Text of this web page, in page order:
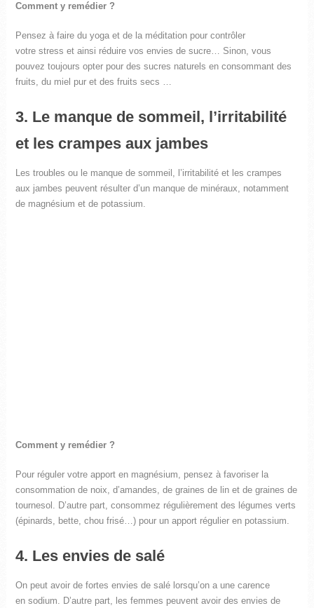
Comment y remédier ?
Pensez à faire du yoga et de la méditation pour contrôler
votre stress et ainsi réduire vos envies de sucre… Sinon, vous
pouvez toujours opter pour des sucres naturels en consommant des
fruits, du miel pur et des fruits secs …
3. Le manque de sommeil, l’irritabilité
et les crampes aux jambes
Les troubles ou le manque de sommeil, l’irritabilité et les crampes
aux jambes peuvent résulter d’un manque de minéraux, notamment
de magnésium et de potassium.
Comment y remédier ?
Pour réguler votre apport en magnésium, pensez à favoriser la
consommation de noix, d’amandes, de graines de lin et de graines de
tournesol. D’autre part, consommez régulièrement des légumes verts
(épinards, bette, chou frisé…) pour un apport régulier en potassium.
4. Les envies de salé
On peut avoir de fortes envies de salé lorsqu’on a une carence
en sodium. D’autre part, les femmes peuvent avoir des envies de